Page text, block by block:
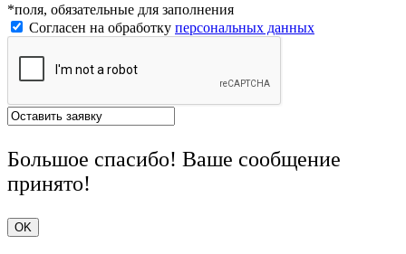
*поля, обязательные для заполнения
Согласен на обработку персональных данных
Большое спасибо! Ваше сообщение
принято!
OK